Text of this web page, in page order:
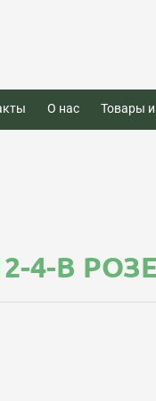
О нас Товары и
4-В